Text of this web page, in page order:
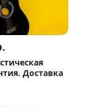
Доставка